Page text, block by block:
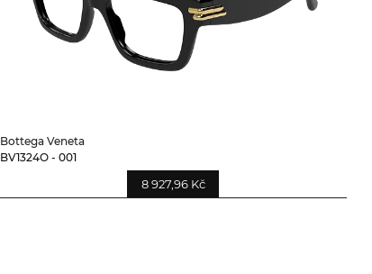
Bottega Veneta
BV1324O - 001
8 927,96 Kč